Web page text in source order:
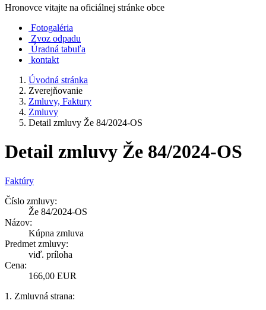
Hronovce vitajte na oficiálnej stránke obce
Fotogaléria
Zvoz odpadu
Úradná tabuľa
kontakt
Úvodná stránka
Zverejňovanie
Zmluvy, Faktury
Zmluvy
Detail zmluvy Že 84/2024-OS
Detail zmluvy Že 84/2024-OS
Faktúry
Číslo zmluvy:
Že 84/2024-OS
Názov:
Kúpna zmluva
Predmet zmluvy:
viď. príloha
Cena:
166,00 EUR
1. Zmluvná strana: